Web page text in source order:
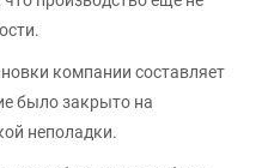
компании составляет
было закрыто на
неполадки.